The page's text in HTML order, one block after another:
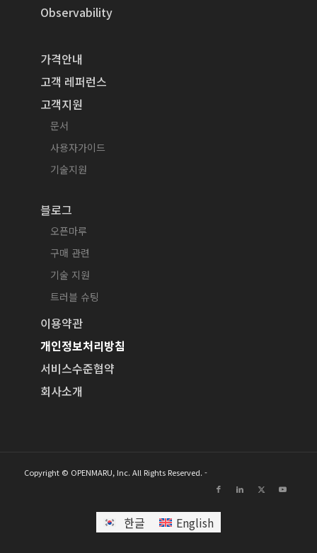
Observability
가격안내
고객 레퍼런스
고객지원
문서
사용자가이드
기술지원
블로그
오픈마루
구매 관련
기술 지원
트러블 슈팅
이용약관
개인정보처리방침
서비스수준협약
회사소개
Copyright © OPENMARU, Inc. All Rights Reserved. -
한글 English